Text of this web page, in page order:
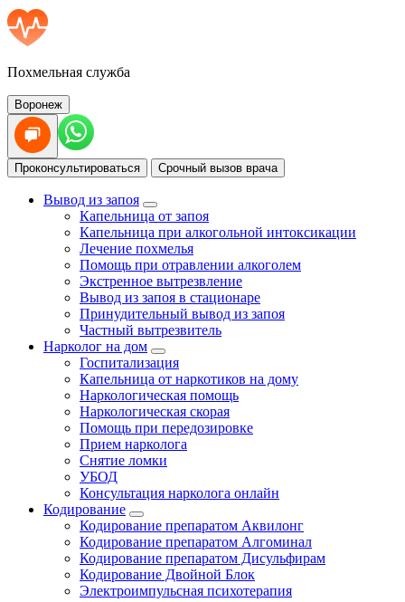
Похмельная служба
Воронеж
Проконсультироваться Срочный вызов врача
Вывод из запоя
Капельница от запоя
Капельница при алкогольной интоксикации
Лечение похмелья
Помощь при отравлении алкоголем
Экстренное вытрезвление
Вывод из запоя в стационаре
Принудительный вывод из запоя
Частный вытрезвитель
Нарколог на дом
Госпитализация
Капельница от наркотиков на дому
Наркологическая помощь
Наркологическая скорая
Помощь при передозировке
Прием нарколога
Снятие ломки
УБОД
Консультация нарколога онлайн
Кодирование
Кодирование препаратом Аквилонг
Кодирование препаратом Алгоминал
Кодирование препаратом Дисульфирам
Кодирование Двойной Блок
Электроимпульсная психотерапия